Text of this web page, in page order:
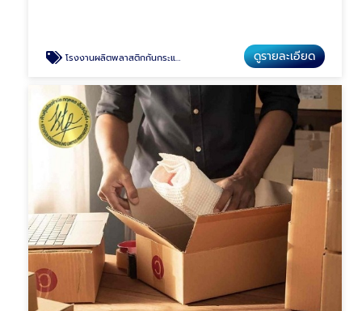
โรงงานผลิตพลาสติกกันกระแทก ดูรายละเอียด